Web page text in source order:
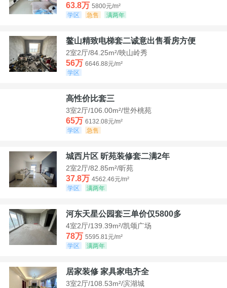
63.8万 5800元/m²
学区
急售 满两年
鳌山精致电梯套二诚意出售看房方便
2室2厅/84.25m²/映山岭秀
56万 6646.88元/m²
学区
高性价比套三
3室2厅/106.00m²/世外桃苑
65万 6132.08元/m²
学区
急售
城西片区 昕苑装修套二满2年
2室2厅/82.85m²/昕苑
37.8万 4562.46元/m²
学区
满两年
河东天星公园套三单价仅5800多
4室2厅/139.39m²/凯颂广场
78万 5595.81元/m²
学区
满两年
居家装修 家具家电齐全
3室2厅/108.53m²/滨湖城